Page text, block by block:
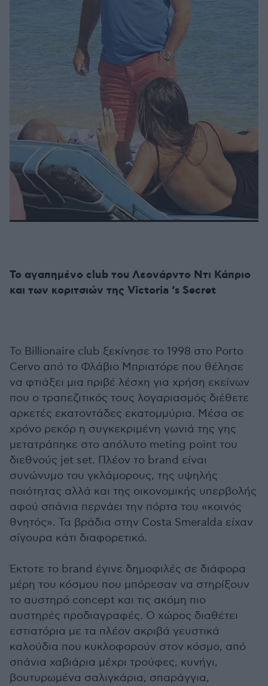
To αγαπημένο club του Λεονάρντο Ντι Κάπριο
και των κοριτσιών της Victoria ‘s Secret
Το Billionaire club ξεκίνησε το 1998 στο Porto
Cervo από το Φλάβιο Μπριατόρε που θέλησε
να φτιάξει μια πριβέ λέσχη για χρήση εκείνων
που ο τραπεζιτικός τους λογαριασμός διέθετε
αρκετές εκατοντάδες εκατομμύρια. Μέσα σε
χρόνο ρεκόρ η συγκεκριμένη γωνιά της γης
μετατράπηκε στο απόλυτο meting point του
διεθνούς jet set. Πλέον το brand είναι
συνώνυμο του γκλάμορους, της υψηλής
ποιότητας αλλά και της οικονομικής υπερβολής
αφού σπάνια περνάει την πόρτα του «κοινός
θνητός». Τα βράδια στην Costa Smeralda είχαν
σίγουρα κάτι διαφορετικό.
Έκτοτε το brand έγινε δημοφιλές σε διάφορα
μέρη του κόσμου που μπόρεσαν να στηρίξουν
το αυστηρό concept και τις ακόμη πιο
αυστηρές προδιαγραφές. Ο χώρος διαθέτει
εστιατόρια με τα πλέον ακριβά γευστικά
καλούδια που κυκλοφορούν στον κόσμο, από
σπάνια χαβιάρια μέχρι τρούφες, κυνήγι,
βουτυρωμένα σαλιγκάρια, σπαράγγια,